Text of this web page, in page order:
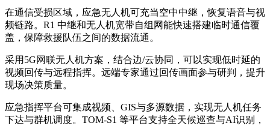
在通信受损区域，应急无人机可充当空中中继，恢复语音与视
频链路。R1 中继和无人机宽带自组网能快速搭建临时通信覆
盖，保障救援队伍之间的数据流通。
采用5G网联无人机方案，结合边/云协同，可以实现低时延的
视频回传与远程指挥。远端专家通过回传画面参与研判，提升
现场决策质量。
应急指挥平台可集成视频、GIS与多源数据，实现无人机任务
下达与群机调度。TOM-S1 等平台支持全天候巡查与AI识别，